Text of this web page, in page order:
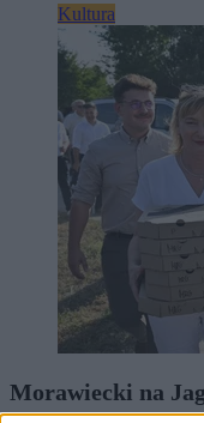
Kultura
Morawiecki na